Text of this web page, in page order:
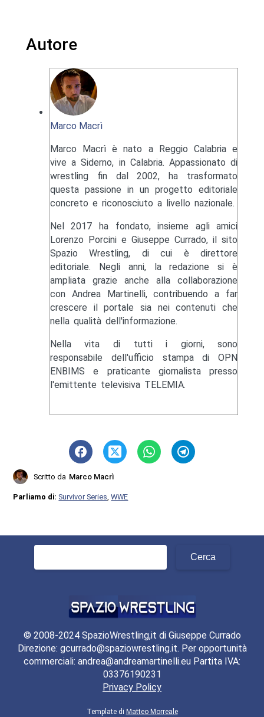
Autore
Marco Macrì
Marco Macrì è nato a Reggio Calabria e
vive a Siderno, in Calabria. Appassionato di
wrestling fin dal 2002, ha trasformato
questa passione in un progetto editoriale
concreto e riconosciuto a livello nazionale.
Nel 2017 ha fondato, insieme agli amici
Lorenzo Porcini e Giuseppe Currado, il sito
Spazio Wrestling, di cui è direttore
editoriale. Negli anni, la redazione si è
ampliata grazie anche alla collaborazione
con Andrea Martinelli, contribuendo a far
crescere il portale sia nei contenuti che
nella qualità dell'informazione.
Nella vita di tutti i giorni, sono
responsabile dell'ufficio stampa di OPN
ENBIMS e praticante giornalista presso
l'emittente televisiva TELEMIA.
Scritto da Marco Macrì
Parliamo di:Survivor Series ,WWE
© 2008-2024 SpazioWrestling,it di Giuseppe Currado
Direzione: gcurrado@spaziowrestling.it. Per opportunità
commerciali: andrea@andreamartinelli.eu Partita IVA:
03376190231
Privacy Policy
Template di Matteo Morreale